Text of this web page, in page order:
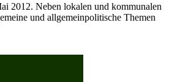
2012. Neben lokalen und kommunalen
und allgemeinpolitische Themen